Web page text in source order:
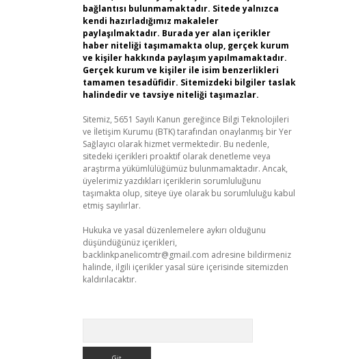
bağlantısı bulunmamaktadır. Sitede yalnızca
kendi hazırladığımız makaleler
paylaşılmaktadır. Burada yer alan içerikler
haber niteliği taşımamakta olup, gerçek kurum
ve kişiler hakkında paylaşım yapılmamaktadır.
Gerçek kurum ve kişiler ile isim benzerlikleri
tamamen tesadüfidir. Sitemizdeki bilgiler taslak
halindedir ve tavsiye niteliği taşımazlar.
Sitemiz, 5651 Sayılı Kanun gereğince Bilgi Teknolojileri
ve İletişim Kurumu (BTK) tarafından onaylanmış bir Yer
Sağlayıcı olarak hizmet vermektedir. Bu nedenle,
sitedeki içerikleri proaktif olarak denetleme veya
araştırma yükümlülüğümüz bulunmamaktadır. Ancak,
üyelerimiz yazdıkları içeriklerin sorumluluğunu
taşımakta olup, siteye üye olarak bu sorumluluğu kabul
etmiş sayılırlar.
Hukuka ve yasal düzenlemelere aykırı olduğunu
düşündüğünüz içerikleri,
backlinkpanelicomtr@gmail.com adresine bildirmeniz
halinde, ilgili içerikler yasal süre içerisinde sitemizden
kaldırılacaktır.